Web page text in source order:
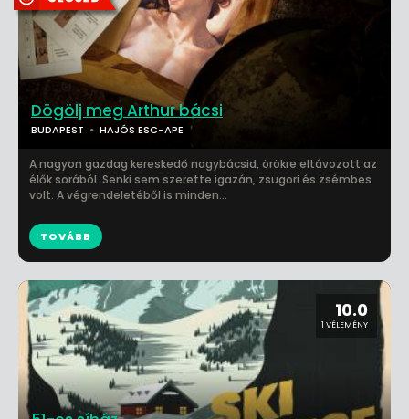
Dögölj meg Arthur bácsi
BUDAPEST HAJÓS ESC-APE
A nagyon gazdag kereskedő nagybácsid, örökre eltávozott az
élők sorából. Senki sem szerette igazán, zsugori és zsémbes
volt. A végrendeletéből is minden...
TOVÁBB
10.0
1 VÉLEMÉNY